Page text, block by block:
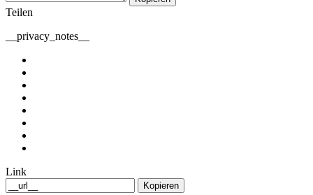
Teilen
__privacy_notes__
Link
Kopieren